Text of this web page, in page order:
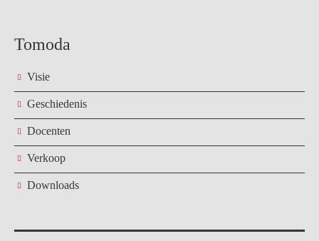
Tomoda
Visie
Geschiedenis
Docenten
Verkoop
Downloads